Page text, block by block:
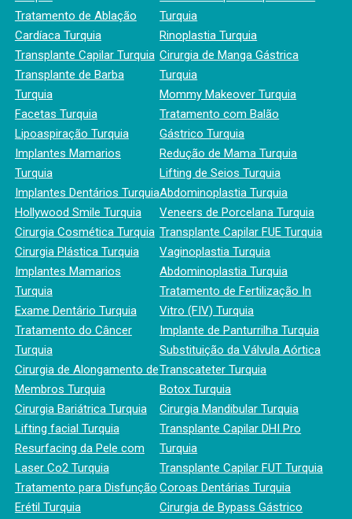
Tratamento de Ablação
Cardíaca Turquia
Transplante Capilar Turquia
Transplante de Barba
Turquia
Facetas Turquia
Lipoaspiração Turquia
Implantes Mamarios
Turquia
Implantes Dentários Turquia
Hollywood Smile Turquia
Cirurgia Cosmética Turquia
Cirurgia Plástica Turquia
Implantes Mamarios
Turquia
Exame Dentário Turquia
Tratamento do Câncer
Turquia
Cirurgia de Alongamento de
Membros Turquia
Cirurgia Bariátrica Turquia
Lifting facial Turquia
Resurfacing da Pele com
Laser Co2 Turquia
Tratamento para Disfunção
Erétil Turquia
Turquia
Rinoplastia Turquia
Cirurgia de Manga Gástrica
Turquia
Mommy Makeover Turquia
Tratamento com Balão
Gástrico Turquia
Redução de Mama Turquia
Lifting de Seios Turquia
Abdominoplastia Turquia
Veneers de Porcelana Turquia
Transplante Capilar FUE Turquia
Vaginoplastia Turquia
Abdominoplastia Turquia
Tratamento de Fertilização In
Vitro (FIV) Turquia
Implante de Panturrilha Turquia
Substituição da Válvula Aórtica
Transcateter Turquia
Botox Turquia
Cirurgia Mandibular Turquia
Transplante Capilar DHI Pro
Turquia
Transplante Capilar FUT Turquia
Coroas Dentárias Turquia
Cirurgia de Bypass Gástrico